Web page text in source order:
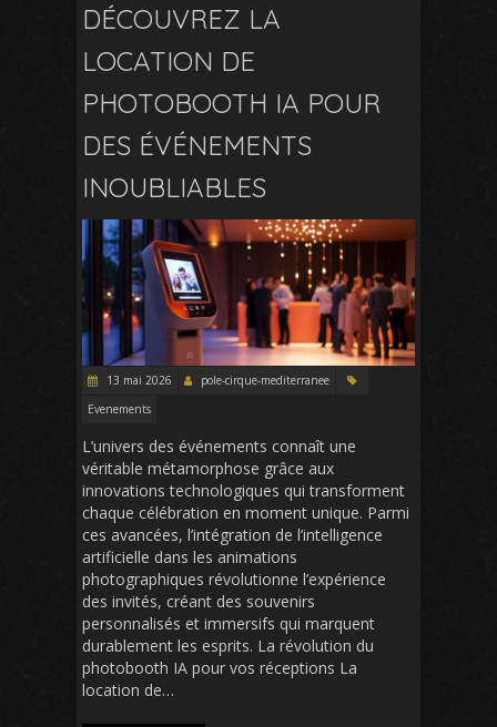
DÉCOUVREZ LA
LOCATION DE
PHOTOBOOTH IA POUR
DES ÉVÉNEMENTS
INOUBLIABLES
13 mai 2026
pole-cirque-mediterranee
Evenements
L’univers des événements connaît une
véritable métamorphose grâce aux
innovations technologiques qui transforment
chaque célébration en moment unique. Parmi
ces avancées, l’intégration de l’intelligence
artificielle dans les animations
photographiques révolutionne l’expérience
des invités, créant des souvenirs
personnalisés et immersifs qui marquent
durablement les esprits. La révolution du
photobooth IA pour vos réceptions La
location de…